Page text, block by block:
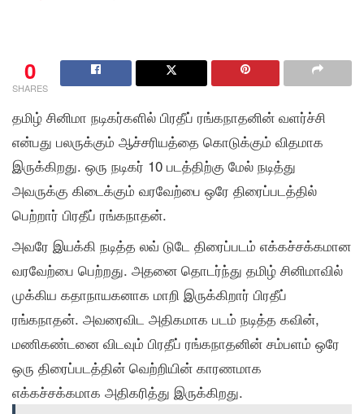
0
SHARES
தமிழ் சினிமா நடிகர்களில் பிரதீப் ரங்கநாதனின் வளர்ச்சி
என்பது பலருக்கும் ஆச்சரியத்தை கொடுக்கும் விதமாக
இருக்கிறது. ஒரு நடிகர் 10 படத்திற்கு மேல் நடித்து
அவருக்கு கிடைக்கும் வரவேற்பை ஒரே திரைப்படத்தில்
பெற்றார் பிரதீப் ரங்கநாதன்.
அவரே இயக்கி நடித்த லவ் டுடே திரைப்படம் எக்கச்சக்கமான
வரவேற்பை பெற்றது. அதனை தொடர்ந்து தமிழ் சினிமாவில்
முக்கிய கதாநாயகனாக மாறி இருக்கிறார் பிரதீப்
ரங்கநாதன். அவரைவிட அதிகமாக படம் நடித்த கவின்,
மணிகண்டனை விடவும் பிரதீப் ரங்கநாதனின் சம்பளம் ஒரே
ஒரு திரைப்படத்தின் வெற்றியின் காரணமாக
எக்கச்சக்கமாக அதிகரித்து இருக்கிறது.